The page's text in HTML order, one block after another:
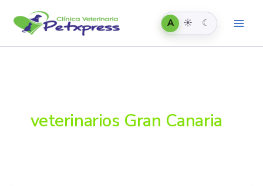
contenido
A
☀
☾
veterinarios Gran Canaria